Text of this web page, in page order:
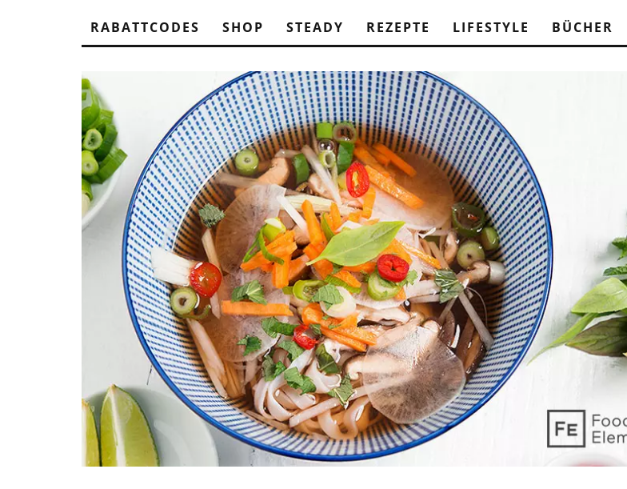
RABATTCODES SHOP STEADY REZEPTE LIFESTYLE BÜCHER